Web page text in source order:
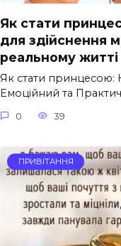
Як стати
для здійснення
реальному житті
Як стати принцесою:
Емоційний та
0 39
ПРИВІТАННЯ